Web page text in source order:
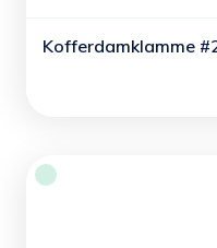
Kofferdamklamme